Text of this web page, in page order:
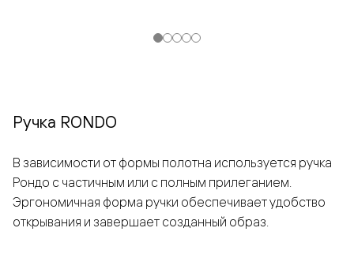
Ручка RONDO
В зависимости от формы полотна используется ручка
Рондо с частичным или с полным прилеганием.
Эргономичная форма ручки обеспечивает удобство
открывания и завершает созданный образ.